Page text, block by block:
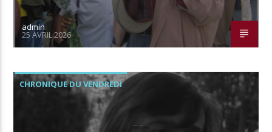
admin
25 AVRIL 2026
CHRONIQUE DU VENDREDI